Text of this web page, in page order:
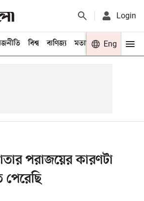
Login
বিশ্ব বাণিজ্য মতামত খেলা
Eng
পরাজয়ের কারণটা